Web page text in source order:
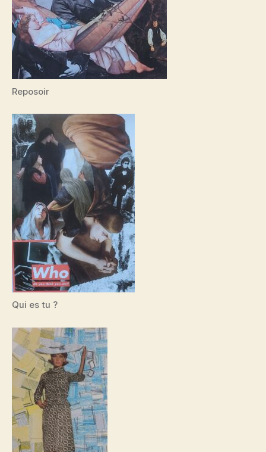
Reposoir
Qui es tu ?